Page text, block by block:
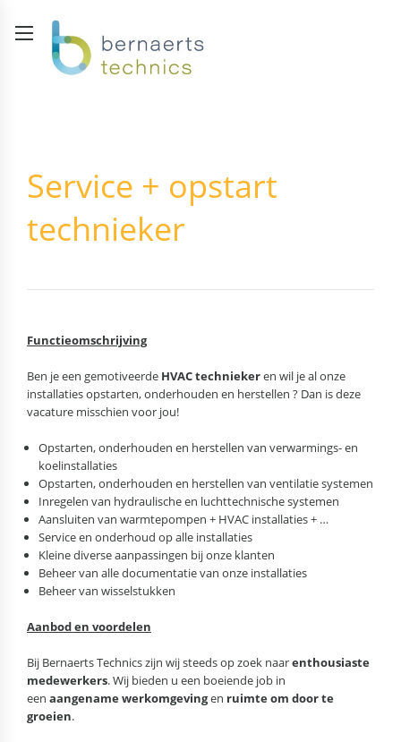
Service + opstart
technieker
Functieomschrijving
Ben je een gemotiveerde HVAC techniekeren wil je al onze
installaties opstarten, onderhouden en herstellen ? Dan is deze
vacature misschien voor jou!
Opstarten, onderhouden en herstellen van verwarmings- en
koelinstallaties
Opstarten, onderhouden en herstellen van ventilatie systemen
Inregelen van hydraulische en luchttechnische systemen
Aansluiten van warmtepompen + HVAC installaties + …
Service en onderhoud op alle installaties
Kleine diverse aanpassingen bij onze klanten
Beheer van alle documentatie van onze installaties
Beheer van wisselstukken
Aanbod en voordelen
Bij Bernaerts Technics zijn wij steeds op zoek naarenthousiaste
medewerkers. Wij bieden u een boeiende job in
een aangename werkomgevingen ruimte om door te
groeien.